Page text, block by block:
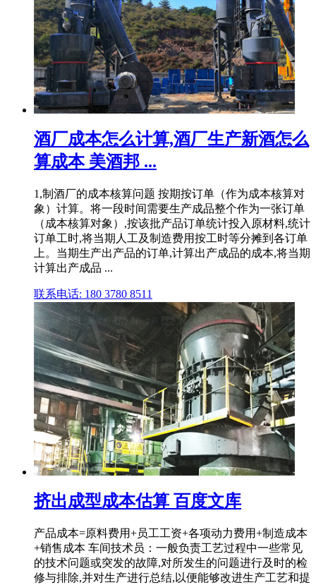
酒厂成本怎么计算,酒厂生产新酒怎么
算成本 美酒邦 ...
1,制酒厂的成本核算问题 按期按订单（作为成本核算对
象）计算。将一段时间需要生产成品整个作为一张订单
（成本核算对象）,按该批产品订单统计投入原材料,统计
订单工时,将当期人工及制造费用按工时等分摊到各订单
上。当期生产出产品的订单,计算出产成品的成本,将当期
计算出产成品 ...
联系电话: 180 3780 8511
挤出成型成本估算 百度文库
产品成本=原料费用+员工工资+各项动力费用+制造成本
+销售成本 车间技术员：一般负责工艺过程中一些常见
的技术问题或突发的故障,对所发生的问题进行及时的检
修与排除,并对生产进行总结,以便能够改进生产工艺和提